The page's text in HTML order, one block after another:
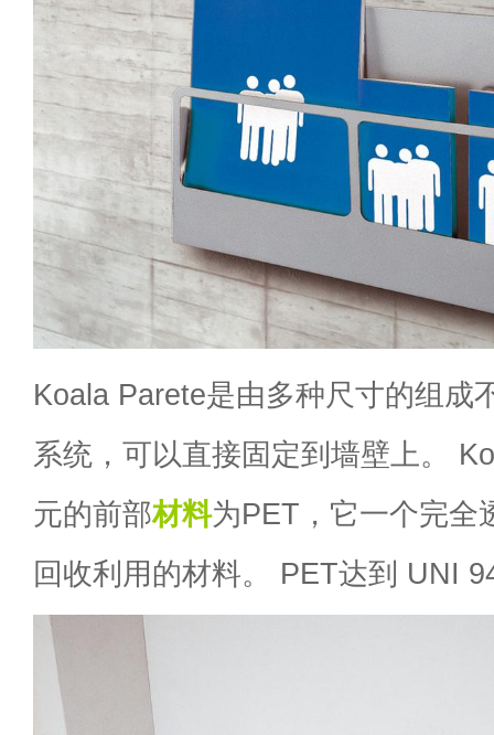
Koala Parete是由多种尺寸的组成
系统，可以直接固定到墙壁上。
元的前部材料为PET，它一个完全
回收利用的材料。 PET达到 UNI